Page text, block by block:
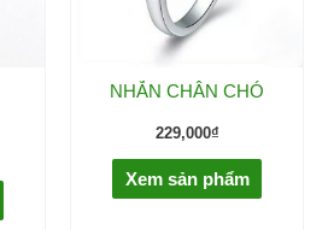
NHẪN CHÂN CHÓ
229,000₫
Xem sản phẩm